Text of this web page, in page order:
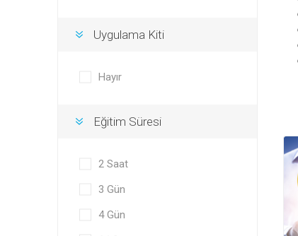
Uygulama Kiti
Hayır
Eğitim Süresi
2 Saat
3 Gün
4 Gün